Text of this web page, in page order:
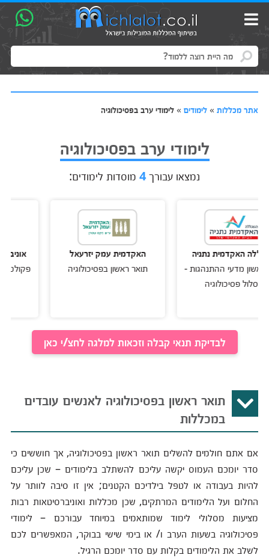
אתר מכללות» לימודים» לימודי ערב בפסיכולוגיה
לימודי ערב בפסיכולוגיה
נמצאו עבורך4 מוסדות לימודים:
נתניה
ההתנהגות -
האקדמית עמק יזרעאל
תואר ראשון בפסיכולוגיה
אוניברסיטת
פקולטה למדעי
לבדיקת תנאי קבלה וזכאות למלגה לחצ/י כאן
תואר ראשון בפסיכולוגיה לאנשים עובדים
במכללות
אם אתם חולמים להשלים תואר ראשון בפסיכולוגיה, אך חוששים כי
סדר יומכם העמוס יקשה עליכם להשתלב בלימודים – שכן עליכם
להיות בעבודה או לטפל בילדיכם הקטנים; אין זו סיבה לוותר על
החלום ועל הלימודים המרתקים, שכן מכללות ואוניברסיטאות רבות
מציעות מסלולי לימוד שמותאמים במיוחד עבורכם – לימודי
פסיכולוגיה בשעות הערב ו/ או בימי שישי בבוקר, המאפשרים לכם
לשלב את הלימודים בקלות עם סדר יומכם הרגיל.